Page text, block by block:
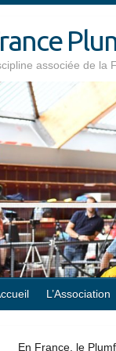
associée de la
L’Association
En France, le